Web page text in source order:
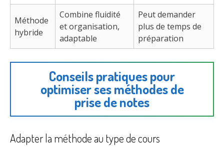
Méthode
hybride
Combine fluidité
et organisation,
adaptable
Peut demander
plus de temps de
préparation
Conseils pratiques pour
optimiser ses méthodes de
prise de notes
Adapter la méthode au type de cours